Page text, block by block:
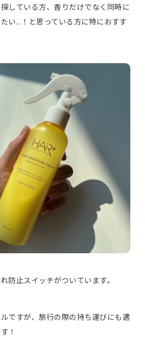
している方、香りだけでなく同時に
い...！と思っている方に特におすす
防止スイッチがついています。
ですが、旅行の際の持ち運びにも適
！